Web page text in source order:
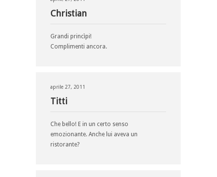
Christian
Grandi princìpi!
Complimenti ancora.
aprile 27, 2011
Titti
Che bello! E in un certo senso
emozionante. Anche lui aveva un
ristorante?